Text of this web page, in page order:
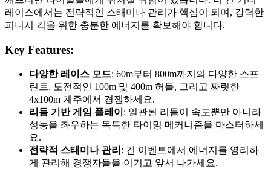
레이스에서는 전략적인 스태미나 관리가 핵심이 되며, 강력한
피니시 킥을 위한 충분한 에너지를 확보해야 합니다.
Key Features:
다양한 레이스 모드: 60m부터 800m까지의 다양한 스프
린트, 도전적인 100m 및 400m 허들, 그리고 짜릿한
4x100m 계주에서 경쟁하세요.
리듬 기반 게임 플레이 : 일관된 리듬이 속도뿐만 아니라
성능을 좌우하는 독특한 타이밍 메커니즘을 마스터하세
요.
전략적 스태미나 관리 : 긴 이벤트에서 에너지를 영리하
게 관리해 경쟁자들을 이기고 앞서 나가세요.